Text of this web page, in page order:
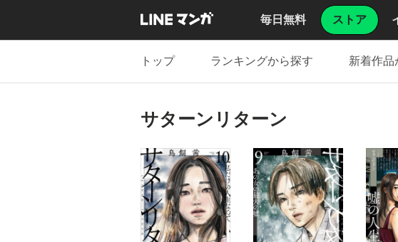
毎日無料 ストア
トップ ランキングから探す 新着作品
サターンリターン